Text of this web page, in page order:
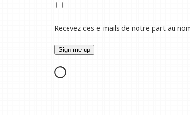
Recevez des e-mails de notre part au